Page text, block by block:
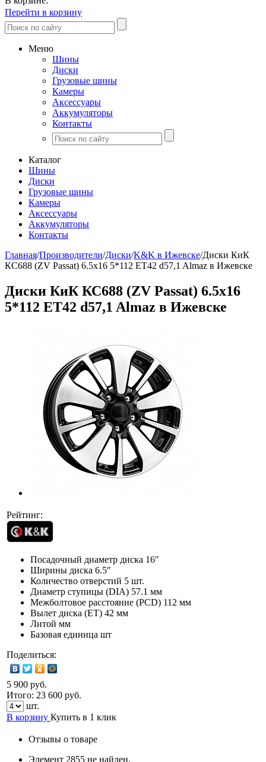
Перейти в корзину
Меню
Шины
Диски
Грузовые шины
Камеры
Аксессуары
Аккумуляторы
Контакты
Каталог
Шины
Диски
Грузовые шины
Камеры
Аксессуары
Аккумуляторы
Контакты
Главная/Производители/Диски/K&K в Ижевске/Диски КиК
КС688 (ZV Passat) 6.5x16 5*112 ET42 d57,1 Almaz в Ижевске
Диски КиК КС688 (ZV Passat) 6.5x16
5*112 ET42 d57,1 Almaz в Ижевске
Рейтинг:
Посадочный диаметр диска 16″
Ширины диска 6.5″
Количество отверстий 5 шт.
Диаметр ступицы (DIA) 57.1 мм
Межболтовое расстояние (PCD) 112 мм
Вылет диска (ET) 42 мм
Литой мм
Базовая единица шт
Поделиться:
5 900 руб.
Итого: 23 600 руб.
шт.
В корзину Купить в 1 клик
Отзывы о товаре
Элемент 2855 не найден.